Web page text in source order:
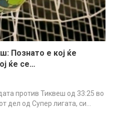
Познато е кој ќе
ќе се…
против Тиквеш од 33:25 во
дел од Супер лигата, си…